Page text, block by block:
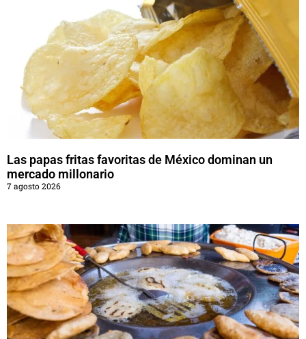
Las papas fritas favoritas de México dominan un
mercado millonario
7 agosto 2026